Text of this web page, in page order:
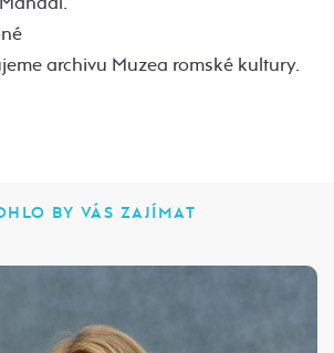
archivu Muzea romské kultury.
BY VÁS ZAJÍMAT